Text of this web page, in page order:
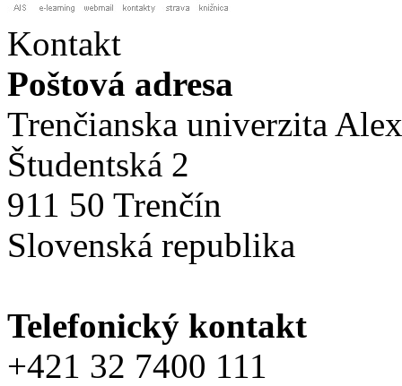
Kontakt
Poštová adresa
Trenčianska univerzita
Študentská 2
911 50 Trenčín
Slovenská republika
Telefonický kontakt
+421 32 7400 111